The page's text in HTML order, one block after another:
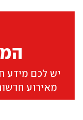
יש לכם מידע
מאירוע